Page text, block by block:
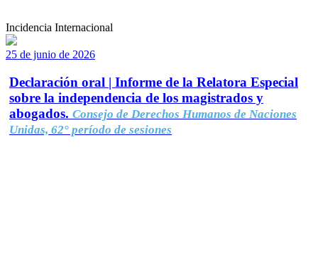
Incidencia Internacional
25 de junio de 2026
Declaración oral | Informe de la Relatora Especial
sobre la independencia de los magistrados y
abogados. Consejo de Derechos Humanos de Naciones
Unidas, 62° período de sesiones